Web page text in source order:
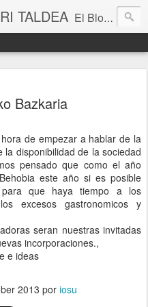
TALDEA El Blog de una cuadrilla de "frikis" que quedan para correr por el monte. Si quieres experimentar nuevas sensaciones acompañad@ de buena gente o simplemente probar eso de correr por el monte solo tienes que apuntarte a una de nuestras kedadas. Eibarko Korrikalari Friki talde bat gara.Menditik korrika egitea zer den probatu nahi baduzu gure "kedadetako" batera etorri. Blog honetan gure abentura eta bizipenak kontatzen ditugu, baina dena ez sinestu...
Bazkaria
de empezar a hablar de la
disponibilidad de la sociedad
pensado que como el año
este año si es posible
que haya tiempo a los
excesos gastronomicos y
seran nuestras invitadas
incorporaciones.,
e ideas
2013 por iosu